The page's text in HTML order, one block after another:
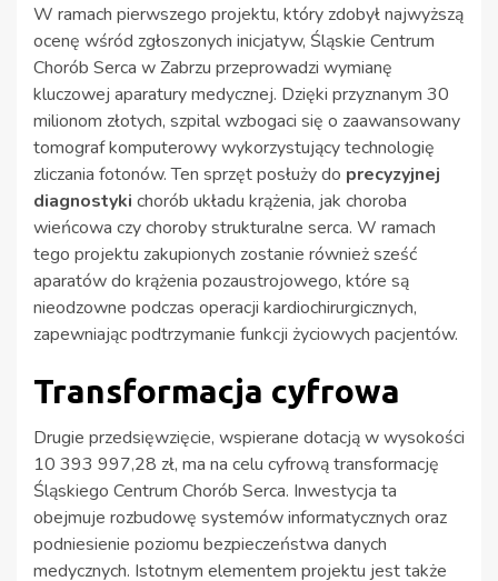
W ramach pierwszego projektu, który zdobył najwyższą
ocenę wśród zgłoszonych inicjatyw, Śląskie Centrum
Chorób Serca w Zabrzu przeprowadzi wymianę
kluczowej aparatury medycznej. Dzięki przyznanym 30
milionom złotych, szpital wzbogaci się o zaawansowany
tomograf komputerowy wykorzystujący technologię
zliczania fotonów. Ten sprzęt posłuży do precyzyjnej
diagnostyki chorób układu krążenia, jak choroba
wieńcowa czy choroby strukturalne serca. W ramach
tego projektu zakupionych zostanie również sześć
aparatów do krążenia pozaustrojowego, które są
nieodzowne podczas operacji kardiochirurgicznych,
zapewniając podtrzymanie funkcji życiowych pacjentów.
Transformacja cyfrowa
Drugie przedsięwzięcie, wspierane dotacją w wysokości
10 393 997,28 zł, ma na celu cyfrową transformację
Śląskiego Centrum Chorób Serca. Inwestycja ta
obejmuje rozbudowę systemów informatycznych oraz
podniesienie poziomu bezpieczeństwa danych
medycznych. Istotnym elementem projektu jest także